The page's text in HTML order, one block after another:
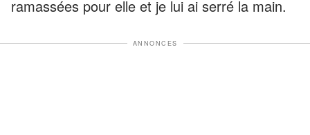
ramassées pour elle et je lui ai serré la main.
ANNONCES